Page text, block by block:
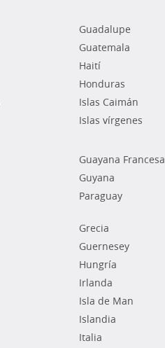
Guadalupe
Guatemala
Haití
Honduras
Islas Caimán
Islas vírgenes
Guayana Francesa
Guyana
Paraguay
Grecia
Guernesey
Hungría
Irlanda
Isla de Man
Islandia
Italia